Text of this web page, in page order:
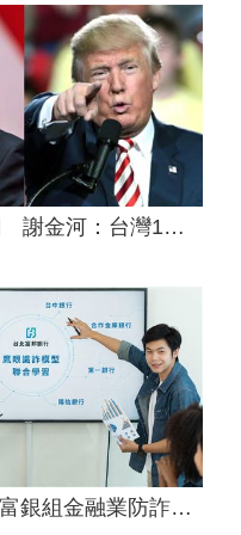
揭美中角力暗潮 謝金河：台灣1類人危險
以AI對抗AI！北富銀組金融業防詐聯盟